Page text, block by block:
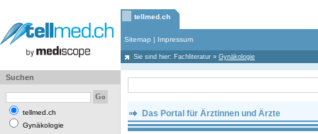
tellmed.ch
Sitemap | Impressum
Sie sind hier: Fachliteratur » Gynäkologie
Suchen
tellmed.ch
Gynäkologie
Das Portal für Ärztinnen und Ärzte